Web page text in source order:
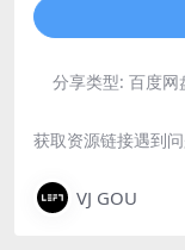
分享类型: 百度网
获取资源链接遇到
VJ GOU